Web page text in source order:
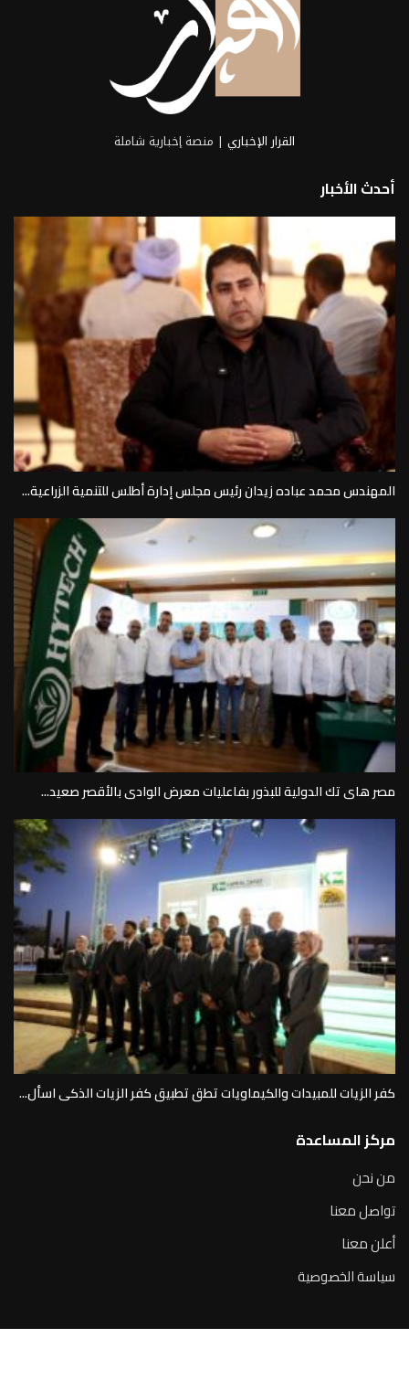
القرار الإخباري | منصة إخبارية شاملة
أحدث الأخبار
المهندس محمد عباده زيدان رئيس مجلس إدارة أطلس للتنمية الزراعية...
مصر هاى تك الدولية للبذور بفاعليات معرض الوادى بالأقصر صعيد...
كفر الزيات للمبيدات والكيماويات تطق تطبيق كفر الزيات الذكى اسأل...
مركز المساعدة
من نحن
تواصل معنا
أعلن معنا
سياسة الخصوصية